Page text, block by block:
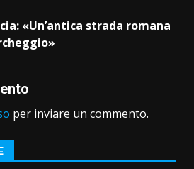
«Un’antica strada romana
per inviare un commento.